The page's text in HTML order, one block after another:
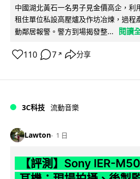
中國湖北黃石一名男子見金價高企，利
租住單位私設高壓爐及作坊冶煉，過程
動鄰居報警。警方到場揭發整...
閱讀
110 7 ↗ 分享
3C科技 流動音樂
Lawton 1 日
【評測】Sony IER-